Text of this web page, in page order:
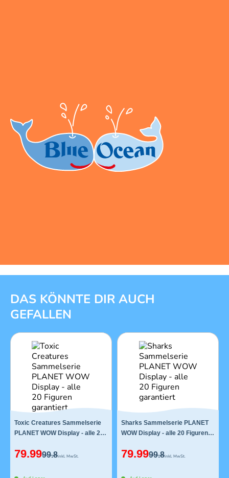
1 von 12
DAS KÖNNTE DIR AUCH
GEFALLEN
Toxic Creatures Sammelserie
PLANET WOW Display - alle 20
79.9999.8inkl. MwSt.
Sharks Sammelserie PLANET
WOW Display - alle 20 Figuren
79.9999.8inkl. MwSt.